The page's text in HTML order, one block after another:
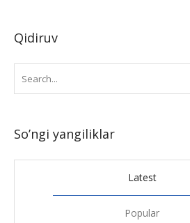
Qidiruv
So’ngi yangiliklar
Latest
Popular